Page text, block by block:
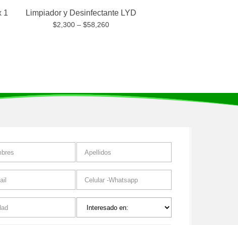
1
Limpiador y Desinfectante LYD
$2,300 –$58,260